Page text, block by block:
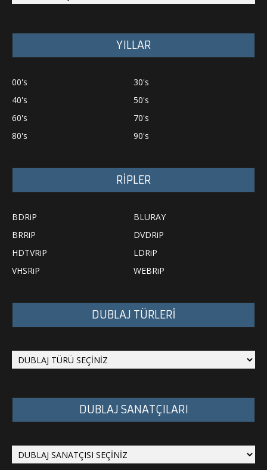
YILLAR
00's
30's
40's
50's
60's
70's
80's
90's
RİPLER
BDRiP
BLURAY
BRRiP
DVDRiP
HDTVRiP
LDRiP
VHSRiP
WEBRiP
DUBLAJ TÜRLERİ
DUBLAJ SANATÇILARI